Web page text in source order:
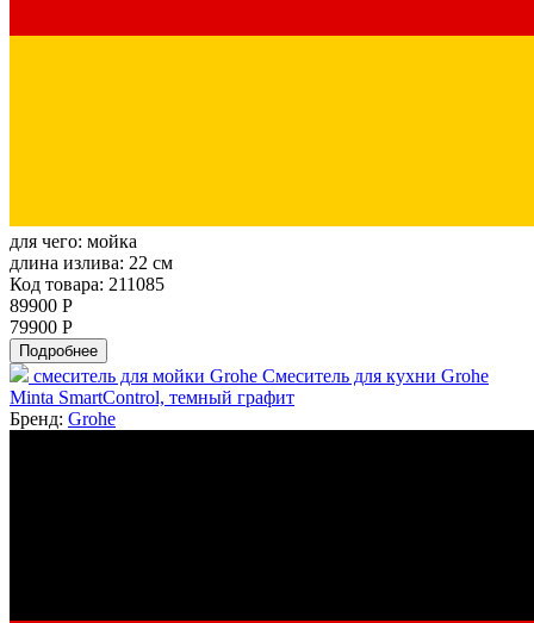
для чего: мойка
длина излива: 22 см
Код товара: 211085
89900 Р
79900 Р
Подробнее
смеситель для мойки Grohe Смеситель для кухни Grohe
Minta SmartControl, темный графит
Бренд: Grohe